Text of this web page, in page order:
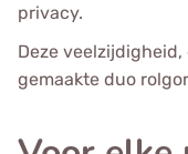
privacy.
Deze
gemaakte duo